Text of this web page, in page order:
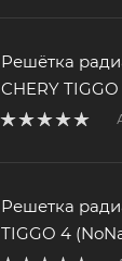
Решётка
CHERY
Решетка
TIGGO 4